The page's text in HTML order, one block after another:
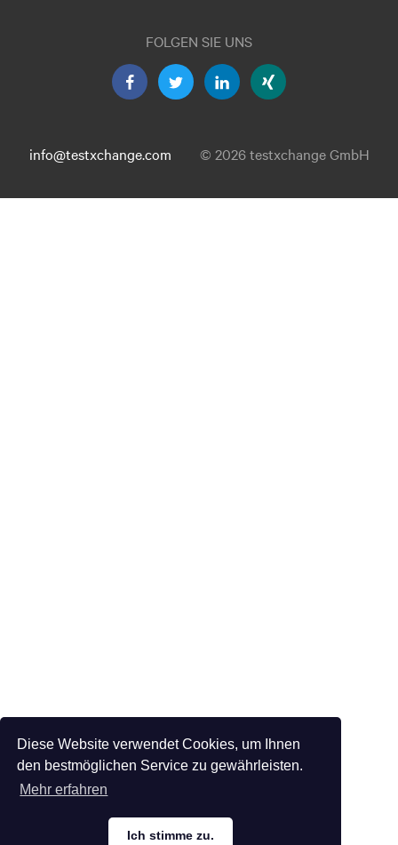
Diese Website verwendet Cookies, um Ihnen
den bestmöglichen Service zu gewährleisten.
Mehr erfahren
Ich stimme zu.
FOLGEN SIE UNS
info@testxchange.com © 2026 testxchange GmbH